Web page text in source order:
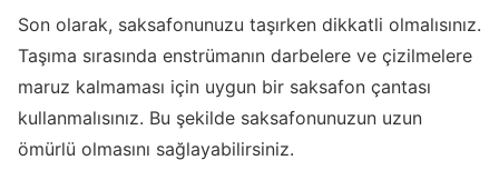
Son olarak, saksafonunuzu taşırken dikkatli olmalısınız.
Taşıma sırasında enstrümanın darbelere ve çizilmelere
maruz kalmaması için uygun bir saksafon çantası
kullanmalısınız. Bu şekilde saksafonunuzun uzun
ömürlü olmasını sağlayabilirsiniz.